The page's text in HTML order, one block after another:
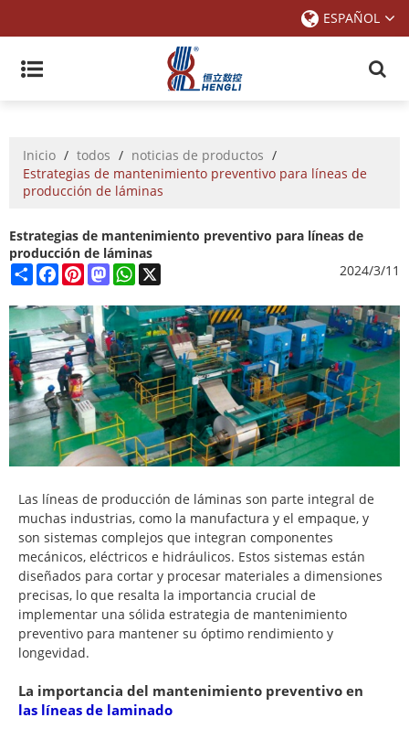
ESPAÑOL
Inicio / todos / noticias de productos /
Estrategias de mantenimiento preventivo para líneas de
producción de láminas
Estrategias de mantenimiento preventivo para líneas de
producción de láminas
ShareFacebook
PinterestMastodonWhatsApp 2024/3/11
Las líneas de producción de láminas son parte integral de
muchas industrias, como la manufactura y el empaque, y
son sistemas complejos que integran componentes
mecánicos, eléctricos e hidráulicos. Estos sistemas están
diseñados para cortar y procesar materiales a dimensiones
precisas, lo que resalta la importancia crucial de
implementar una sólida estrategia de mantenimiento
preventivo para mantener su óptimo rendimiento y
longevidad.
La importancia del mantenimiento preventivo en
las líneas de laminado